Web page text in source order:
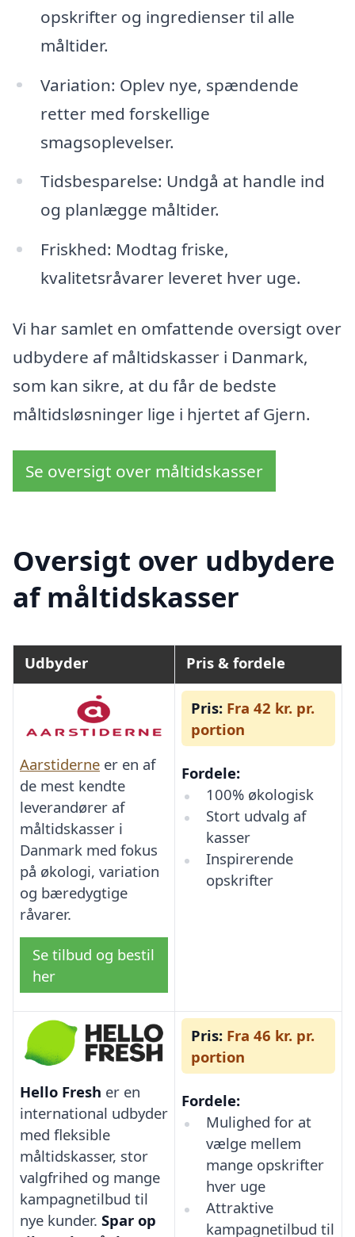
opskrifter og ingredienser til alle
måltider.
Variation: Oplev nye, spændende
retter med forskellige
smagsoplevelser.
Tidsbesparelse: Undgå at handle ind
og planlægge måltider.
Friskhed: Modtag friske,
kvalitetsråvarer leveret hver uge.
Vi har samlet en omfattende oversigt over
udbydere af måltidskasser i Danmark,
som kan sikre, at du får de bedste
måltidsløsninger lige i hjertet af Gjern.
Se oversigt over måltidskasser
Oversigt over udbydere
af måltidskasser
Udbyder Pris & fordele
Aarstiderne er en af
de mest kendte
leverandører af
måltidskasser i
Danmark med fokus
på økologi, variation
og bæredygtige
råvarer.
Se tilbud og bestil
her
Pris: Fra 42 kr. pr.
portion
Fordele:
100% økologisk
Stort udvalg af
kasser
Inspirerende
opskrifter
Hello Fresh er en
international udbyder
med fleksible
måltidskasser, stor
valgfrihed og mange
kampagnetilbud til
nye kunder. Spar op
Pris: Fra 46 kr. pr.
portion
Fordele:
Mulighed for at
vælge mellem
mange opskrifter
hver uge
Attraktive
kampagnetilbud til